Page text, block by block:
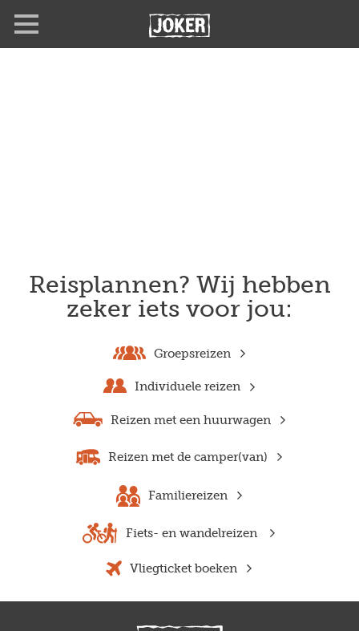
Reisplannen? Wij hebben
zeker iets voor jou:
Groepsreizen
Individuele reizen
Reizen met een huurwagen
Reizen met de camper(van)
Familiereizen
Fiets- en wandelreizen
Vliegticket boeken